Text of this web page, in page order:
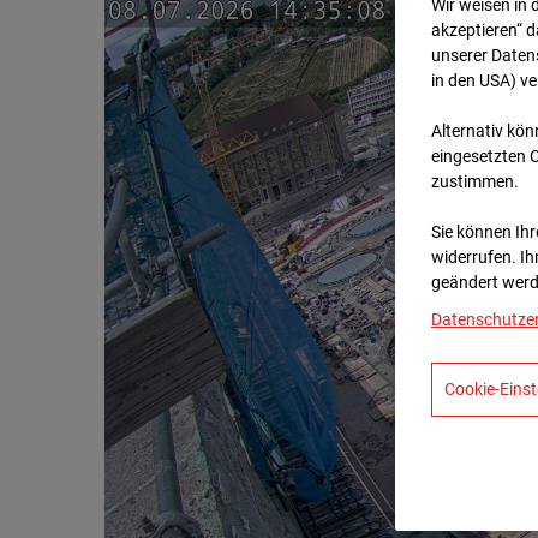
Wir weisen in
akzeptieren“
unserer
in den USA)
Alternativ
eingesetzten
zustimmen.
Sie können
widerrufen.
geändert
Cookie-